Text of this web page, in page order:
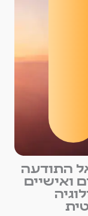
התודעה
ואישיים